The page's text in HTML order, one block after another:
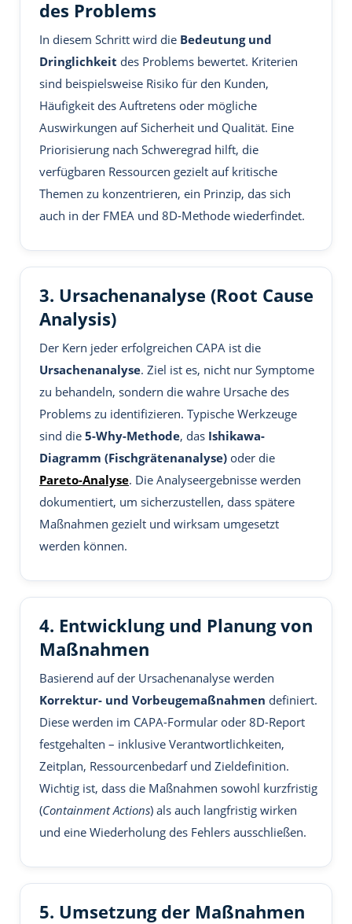
des Problems
In diesem Schritt wird die Bedeutung und
Dringlichkeit des Problems bewertet. Kriterien
sind beispielsweise Risiko für den Kunden,
Häufigkeit des Auftretens oder mögliche
Auswirkungen auf Sicherheit und Qualität. Eine
Priorisierung nach Schweregrad hilft, die
verfügbaren Ressourcen gezielt auf kritische
Themen zu konzentrieren, ein Prinzip, das sich
auch in der FMEA und 8D-Methode wiederfindet.
3. Ursachenanalyse (Root Cause
Analysis)
Der Kern jeder erfolgreichen CAPA ist die
Ursachenanalyse. Ziel ist es, nicht nur Symptome
zu behandeln, sondern die wahre Ursache des
Problems zu identifizieren. Typische Werkzeuge
sind die 5-Why-Methode, das Ishikawa-
Diagramm (Fischgrätenanalyse) oder die
Pareto-Analyse. Die Analyseergebnisse werden
dokumentiert, um sicherzustellen, dass spätere
Maßnahmen gezielt und wirksam umgesetzt
werden können.
4. Entwicklung und Planung von
Maßnahmen
Basierend auf der Ursachenanalyse werden
Korrektur- und Vorbeugemaßnahmen definiert.
Diese werden im CAPA-Formular oder 8D-Report
festgehalten – inklusive Verantwortlichkeiten,
Zeitplan, Ressourcenbedarf und Zieldefinition.
Wichtig ist, dass die Maßnahmen sowohl kurzfristig
(Containment Actions) als auch langfristig wirken
und eine Wiederholung des Fehlers ausschließen.
5. Umsetzung der Maßnahmen